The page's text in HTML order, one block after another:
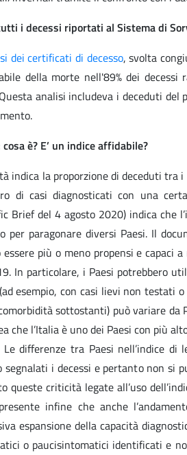
i decessi riportati al Sistema di
dei certificati di decesso, svolta
della morte nell'89% dei
analisi includeva i deceduti
è? E’ un indice affidabile?
indica la proporzione di deceduti tra
di casi diagnosticati con una
Brief del 4 agosto 2020) indica che
per paragonare diversi Paesi. Il
essere più o meno propensi e
In particolare, i Paesi potrebbero
esempio, con casi lievi non testati
sottostanti) può variare da
che l’Italia è uno dei Paesi con più
Le differenze tra Paesi nell’indice
segnalati i decessi e pertanto non si
queste criticità legate all’uso
infine che anche
espansione della capacità
o paucisintomatici identificati e